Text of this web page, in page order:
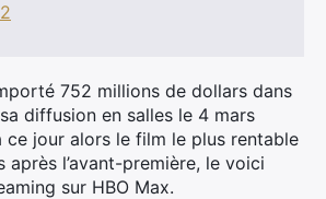
752 millions de dollars dans
diffusion en salles le 4 mars
ce jour alors le film le plus rentable
l’avant-première, le voici
sur HBO Max.